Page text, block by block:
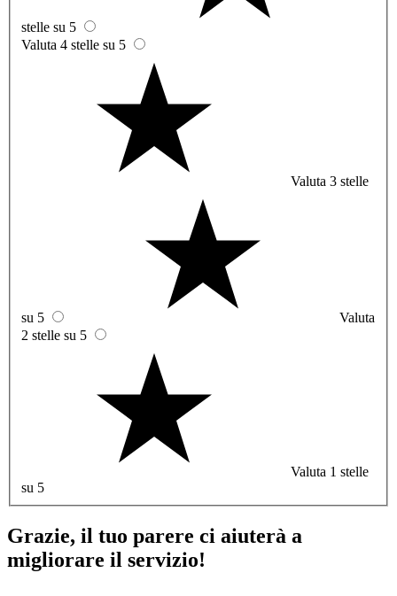
stelle su 5
Valuta 4 stelle su 5
Valuta 3 stelle
su 5
Valuta
2 stelle su 5
Valuta 1 stelle
su 5
Grazie, il tuo parere ci aiuterà a
migliorare il servizio!